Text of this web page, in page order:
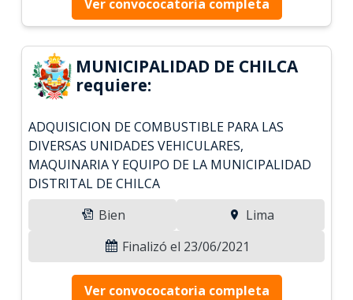
Ver convococatoria completa
MUNICIPALIDAD DE CHILCA
requiere:
ADQUISICION DE COMBUSTIBLE PARA LAS
DIVERSAS UNIDADES VEHICULARES,
MAQUINARIA Y EQUIPO DE LA MUNICIPALIDAD
DISTRITAL DE CHILCA
Bien
Lima
Finalizó el 23/06/2021
Ver convococatoria completa